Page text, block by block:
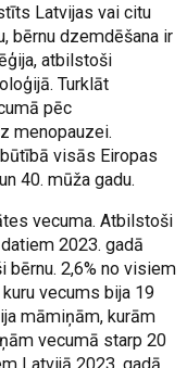
Latvijas vai citu
bērnu dzemdēšana ir
atbilstoši
Turklāt
pēc
menopauzei.
visās Eiropas
40. mūža gadu.
vecuma. Atbilstoši
2023. gadā
2,6% no visiem
vecums bija 19
māmiņām, kurām
vecumā starp 20